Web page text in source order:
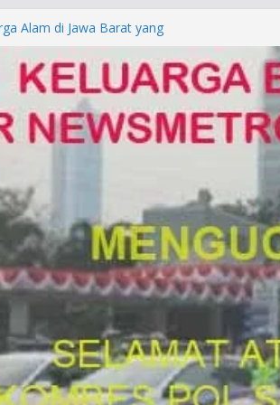
Alam di Jawa Barat yang
KUHAP Baru 2026, Tegaskan
Dipidana
DENPASAR DAN
POLDA BALI DIDUGA
ke Mabes Polri
Palsu, Kapolres
SIM